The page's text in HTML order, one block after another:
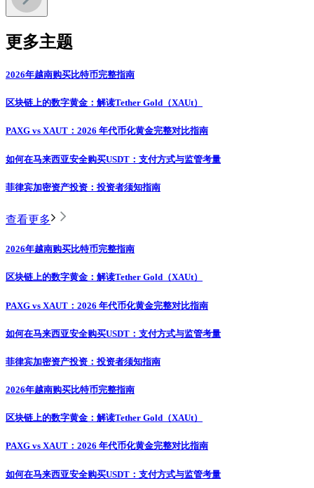
更多主题
2026年越南购买比特币完整指南
区块链上的数字黄金：解读Tether Gold（XAUt）
PAXG vs XAUT：2026 年代币化黄金完整对比指南
如何在马来西亚安全购买USDT：支付方式与监管考量
菲律宾加密资产投资：投资者须知指南
查看更多
2026年越南购买比特币完整指南
区块链上的数字黄金：解读Tether Gold（XAUt）
PAXG vs XAUT：2026 年代币化黄金完整对比指南
如何在马来西亚安全购买USDT：支付方式与监管考量
菲律宾加密资产投资：投资者须知指南
2026年越南购买比特币完整指南
区块链上的数字黄金：解读Tether Gold（XAUt）
PAXG vs XAUT：2026 年代币化黄金完整对比指南
如何在马来西亚安全购买USDT：支付方式与监管考量